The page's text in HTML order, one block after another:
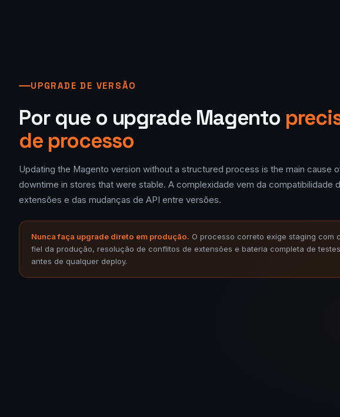
UPGRADE DE VERSÃO
Por que o upgrade Magento
de processo
Updating the Magento version without a structured process is the main cause
downtime in stores that were stable. A complexidade vem da compatibilidade
extensões e das mudanças de API entre versões.
Nunca faça upgrade direto em produção. O processo correto exige staging com
fiel da produção, resolução de conflitos de extensões e bateria completa de testes
antes de qualquer deploy.